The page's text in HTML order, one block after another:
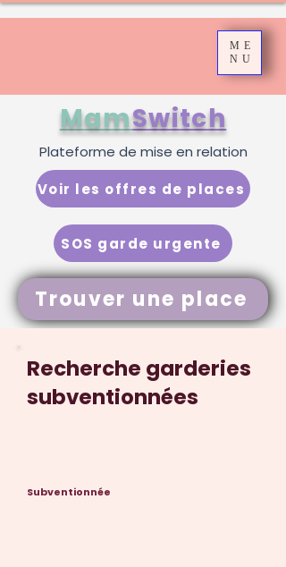
ME
NU
Trouver une place
MamSwitch
SOS garde urgente
Voir les offres de places
Plateforme de mise en relation
Recherche garderies
subventionnées
Subventionnée